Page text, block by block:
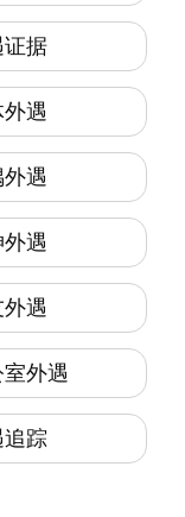
证据
遇
遇
遇
遇
外遇
踪